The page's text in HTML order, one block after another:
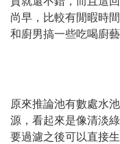
尚早，比較有閒暇時
和廚男搞一些吃喝廚藝
原來推論池有數處水
源，看起來是像清淡
要過濾之後可以直接